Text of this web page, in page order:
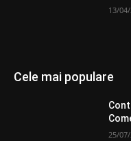
13/
Cele mai populare
25/